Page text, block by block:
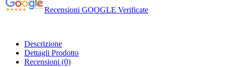
Recensioni GOOGLE Verificate
Descrizione
Dettagli Prodotto
Recensioni (0)